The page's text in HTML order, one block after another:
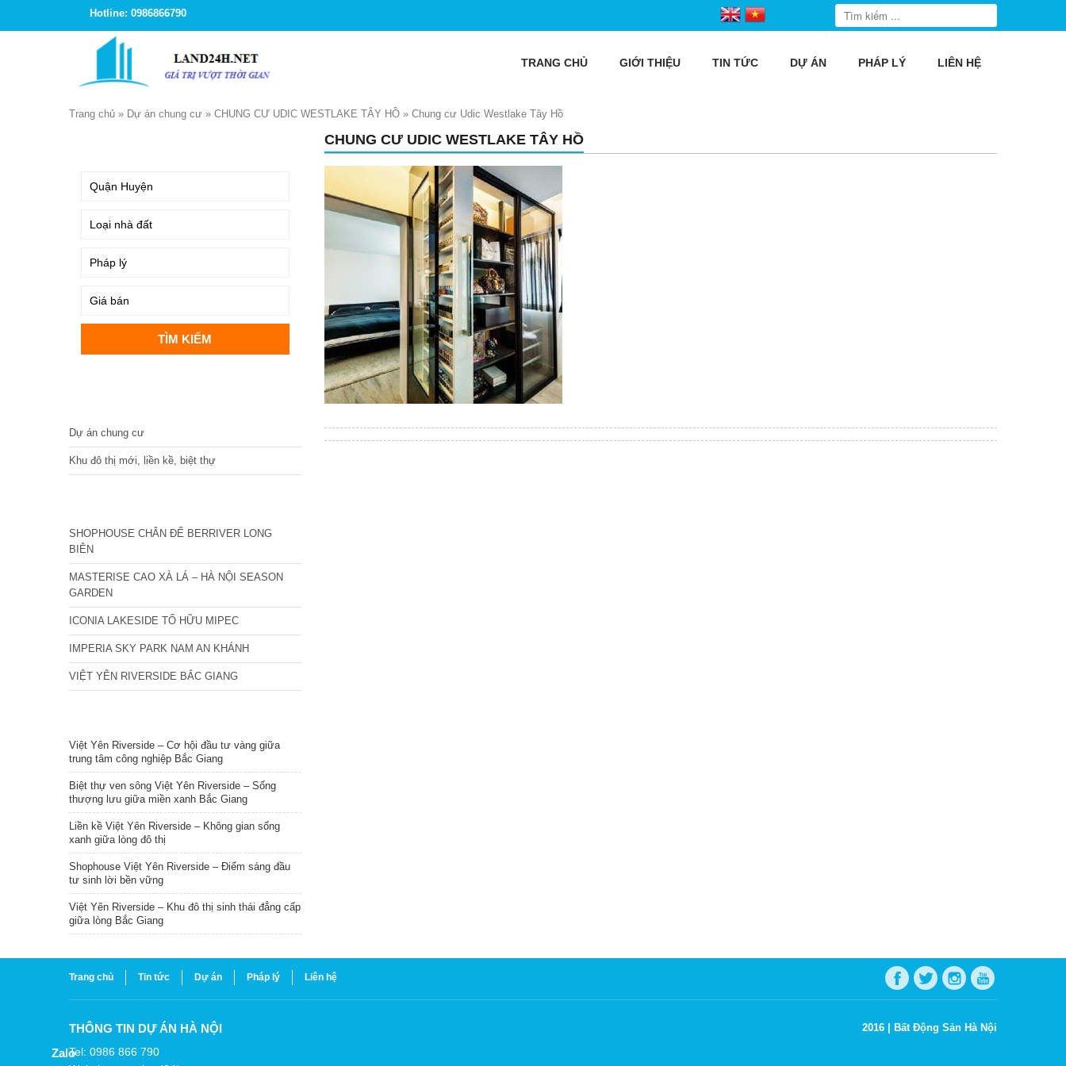
Hotline: 0986866790
TRANG CHỦ GIỚI THIỆU TIN TỨC DỰ ÁN PHÁP LÝ LIÊN HỆ
Trang chủ » Dự án chung cư » CHUNG CƯ UDIC WESTLAKE TÂY HỒ » Chung cư Udic Westlake Tây Hồ
CHUNG CƯ UDIC WESTLAKE TÂY HỒ
Dự án chung cư
Khu đô thị mới, liền kề, biệt thự
SHOPHOUSE CHÂN ĐẾ BERRIVER LONG
BIÊN
MASTERISE CAO XÀ LÁ – HÀ NỘI SEASON
GARDEN
ICONIA LAKESIDE TỐ HỮU MIPEC
IMPERIA SKY PARK NAM AN KHÁNH
VIỆT YÊN RIVERSIDE BẮC GIANG
Việt Yên Riverside – Cơ hội đầu tư vàng giữa
trung tâm công nghiệp Bắc Giang
Biệt thự ven sông Việt Yên Riverside – Sống
thượng lưu giữa miền xanh Bắc Giang
Liền kề Việt Yên Riverside – Không gian sống
xanh giữa lòng đô thị
Shophouse Việt Yên Riverside – Điểm sáng đầu
tư sinh lời bền vững
Việt Yên Riverside – Khu đô thị sinh thái đẳng cấp
giữa lòng Bắc Giang
Trang chủ Tin tức Dự án Pháp lý Liên hệ
THÔNG TIN DỰ ÁN HÀ NỘI
Tel: 0986 866 790
2016 | Bất Động Sản Hà Nội
Zalo